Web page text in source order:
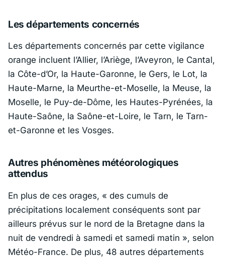
Les départements concernés
Les départements concernés par cette vigilance
orange incluent l’Allier, l’Ariège, l’Aveyron, le Cantal,
la Côte-d’Or, la Haute-Garonne, le Gers, le Lot, la
Haute-Marne, la Meurthe-et-Moselle, la Meuse, la
Moselle, le Puy-de-Dôme, les Hautes-Pyrénées, la
Haute-Saône, la Saône-et-Loire, le Tarn, le Tarn-
et-Garonne et les Vosges.
Autres phénomènes météorologiques
attendus
En plus de ces orages, « des cumuls de
précipitations localement conséquents sont par
ailleurs prévus sur le nord de la Bretagne dans la
nuit de vendredi à samedi et samedi matin », selon
Météo-France. De plus, 48 autres départements